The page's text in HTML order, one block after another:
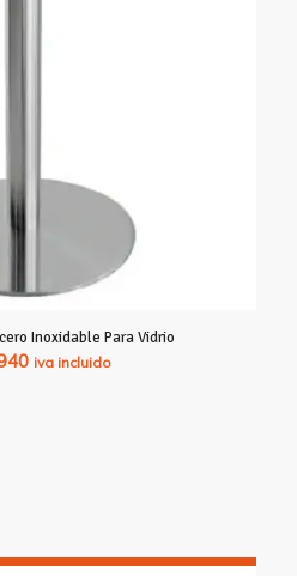
Inoxidable Para Vidrio
iva incluido